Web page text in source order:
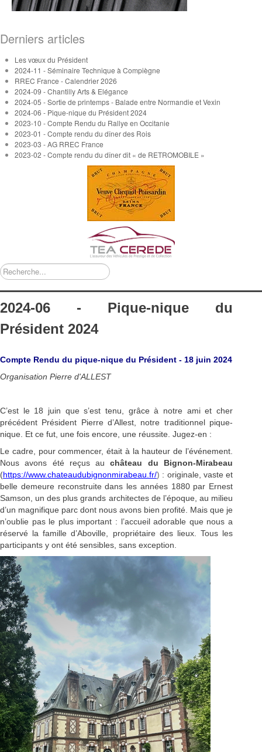
Derniers articles
Les vœux du Président
2024-11 - Séminaire Technique à Compiègne
RREC France - Calendrier 2026
2024-09 - Chantilly Arts & Elégance
2024-05 - Sortie de printemps - Balade entre Normandie et Vexin
2024-06 - Pique-nique du Président 2024
2023-10 - Compte Rendu du Rallye en Occitanie
2023-01 - Compte rendu du dîner des Rois
2023-03 - AG RREC France
2023-02 - Compte rendu du dîner dit « de RETROMOBILE »
Rechercher
2024-06 - Pique-nique du
Président 2024
Compte Rendu du pique-nique du Président - 18 juin 2024
Organisation Pierre d'ALLEST
C’est le 18 juin que s’est tenu, grâce à notre ami et cher
précédent Président Pierre d’Allest, notre traditionnel pique-
nique. Et ce fut, une fois encore, une réussite. Jugez-en :
Le cadre, pour commencer, était à la hauteur de l’événement.
Nous avons été reçus auchâteau du Bignon-Mirabeau
(https://www.chateaudubignonmirabeau.fr/) : originale, vaste et
belle demeure reconstruite dans les années 1880 par Ernest
Samson, un des plus grands architectes de l’époque, au milieu
d’un magnifique parc dont nous avons bien profité. Mais que je
n’oublie pas le plus important : l’accueil adorable que nous a
réservé la famille d’Aboville, propriétaire des lieux. Tous les
participants y ont été sensibles, sans exception.